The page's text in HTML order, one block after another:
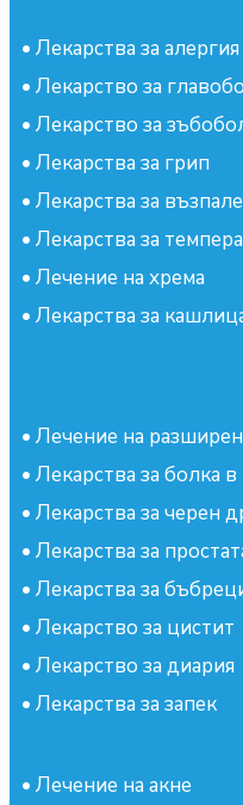
• Лекарства за алергия
• Лекарство за
• Лекарство за
• Лекарства за грип
• Лекарства за
• Лекарства за
• Лечение на хрема
• Лекарства за
• Лечение на
• Лекарства за болка
• Лекарства за черен
• Лекарства за
• Лекарства за
• Лекарство за цистит
• Лекарство за диария
• Лекарства за запек
• Лечение на акне